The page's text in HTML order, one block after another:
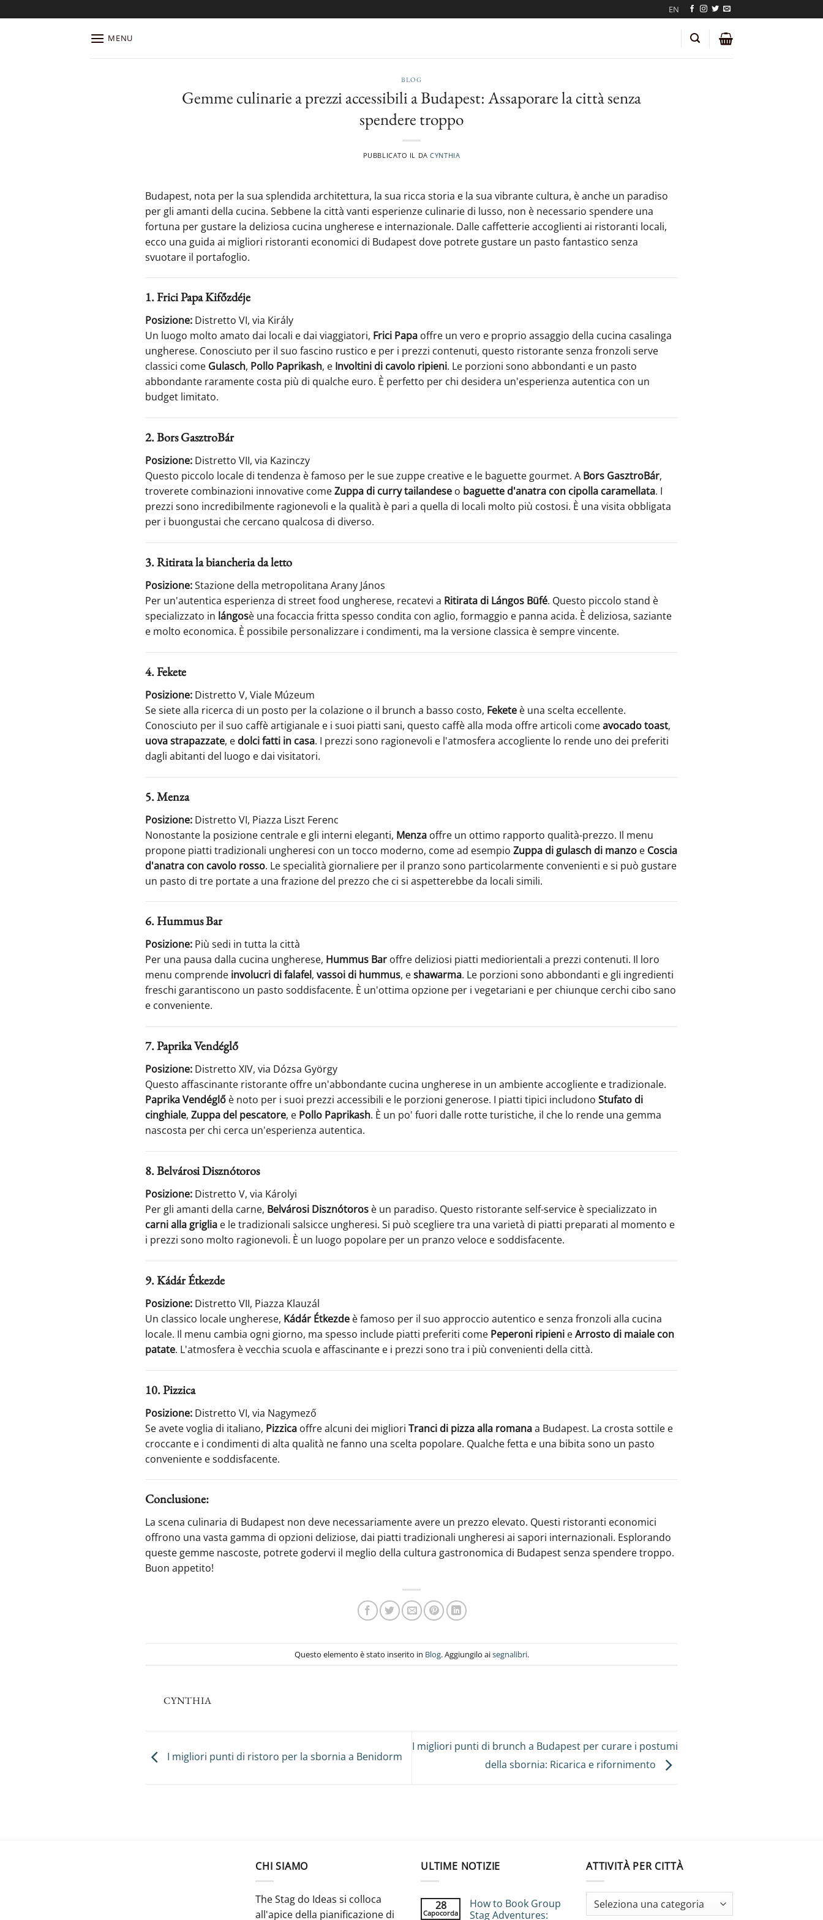
ai
EN
MENU
BLOG
Gemme culinarie a prezzi accessibili a Budapest: Assaporare la città senza
spendere troppo
PUBBLICATO IL DACYNTHIA
Budapest, nota per la sua splendida architettura, la sua ricca storia e la sua vibrante cultura, è anche un paradiso
per gli amanti della cucina. Sebbene la città vanti esperienze culinarie di lusso, non è necessario spendere una
fortuna per gustare la deliziosa cucina ungherese e internazionale. Dalle caffetterie accoglienti ai ristoranti locali,
ecco una guida ai migliori ristoranti economici di Budapest dove potrete gustare un pasto fantastico senza
svuotare il portafoglio.
1. Frici Papa Kifőzdéje
Posizione: Distretto VI, via Király
Un luogo molto amato dai locali e dai viaggiatori, Frici Papa offre un vero e proprio assaggio della cucina casalinga
ungherese. Conosciuto per il suo fascino rustico e per i prezzi contenuti, questo ristorante senza fronzoli serve
classici come Gulasch, Pollo Paprikash, e Involtini di cavolo ripieni. Le porzioni sono abbondanti e un pasto
abbondante raramente costa più di qualche euro. È perfetto per chi desidera un'esperienza autentica con un
budget limitato.
2. Bors GasztroBár
Posizione: Distretto VII, via Kazinczy
Questo piccolo locale di tendenza è famoso per le sue zuppe creative e le baguette gourmet. A Bors GasztroBár,
troverete combinazioni innovative comeZuppa di curry tailandese o baguette d'anatra con cipolla caramellata. I
prezzi sono incredibilmente ragionevoli e la qualità è pari a quella di locali molto più costosi. È una visita obbligata
per i buongustai che cercano qualcosa di diverso.
3. Ritirata la biancheria da letto
Posizione:Stazione della metropolitana Arany János
Per un'autentica esperienza di street food ungherese, recatevi a Ritirata di Lángos Büfé. Questo piccolo stand è
specializzato in lángosè una focaccia fritta spesso condita con aglio, formaggio e panna acida. È deliziosa, saziante
e molto economica. È possibile personalizzare i condimenti, ma la versione classica è sempre vincente.
4. Fekete
Posizione: Distretto V, Viale Múzeum
Se siete alla ricerca di un posto per la colazione o il brunch a basso costo, Fekete è una scelta eccellente.
Conosciuto per il suo caffè artigianale e i suoi piatti sani, questo caffè alla moda offre articoli comeavocado toast,
uova strapazzate, e dolci fatti in casa. I prezzi sono ragionevoli e l'atmosfera accogliente lo rende uno dei preferiti
dagli abitanti del luogo e dai visitatori.
5. Menza
Posizione: Distretto VI, Piazza Liszt Ferenc
Nonostante la posizione centrale e gli interni eleganti, Menza offre un ottimo rapporto qualità-prezzo. Il menu
propone piatti tradizionali ungheresi con un tocco moderno, come ad esempio Zuppa di gulasch di manzo e Coscia
d'anatra con cavolo rosso. Le specialità giornaliere per il pranzo sono particolarmente convenienti e si può gustare
un pasto di tre portate a una frazione del prezzo che ci si aspetterebbe da locali simili.
6. Hummus Bar
Posizione: Più sedi in tutta la città
Per una pausa dalla cucina ungherese, Hummus Bar offre deliziosi piatti mediorientali a prezzi contenuti. Il loro
menu comprende involucri di falafel, vassoi di hummus, eshawarma. Le porzioni sono abbondanti e gli ingredienti
freschi garantiscono un pasto soddisfacente. È un'ottima opzione per i vegetariani e per chiunque cerchi cibo sano
e conveniente.
7. Paprika Vendéglő
Posizione: Distretto XIV, via Dózsa György
Questo affascinante ristorante offre un'abbondante cucina ungherese in un ambiente accogliente e tradizionale.
Paprika Vendéglő è noto per i suoi prezzi accessibili e le porzioni generose. I piatti tipici includono Stufato di
cinghiale, Zuppa del pescatore, e Pollo Paprikash. È un po' fuori dalle rotte turistiche, il che lo rende una gemma
nascosta per chi cerca un'esperienza autentica.
8. Belvárosi Disznótoros
Posizione: Distretto V, via Károlyi
Per gli amanti della carne, Belvárosi Disznótoros è un paradiso. Questo ristorante self-service è specializzato in
carni alla griglia e le tradizionali salsicce ungheresi. Si può scegliere tra una varietà di piatti preparati al momento e
i prezzi sono molto ragionevoli. È un luogo popolare per un pranzo veloce e soddisfacente.
9. Kádár Étkezde
Posizione: Distretto VII, Piazza Klauzál
Un classico locale ungherese, Kádár Étkezde è famoso per il suo approccio autentico e senza fronzoli alla cucina
locale. Il menu cambia ogni giorno, ma spesso include piatti preferiti come Peperoni ripieni eArrosto di maiale con
patate. L'atmosfera è vecchia scuola e affascinante e i prezzi sono tra i più convenienti della città.
10. Pizzica
Posizione: Distretto VI, via Nagymező
Se avete voglia di italiano, Pizzica offre alcuni dei migliori Tranci di pizza alla romanaa Budapest. La crosta sottile e
croccante e i condimenti di alta qualità ne fanno una scelta popolare. Qualche fetta e una bibita sono un pasto
conveniente e soddisfacente.
Conclusione:
La scena culinaria di Budapest non deve necessariamente avere un prezzo elevato. Questi ristoranti economici
offrono una vasta gamma di opzioni deliziose, dai piatti tradizionali ungheresi ai sapori internazionali. Esplorando
queste gemme nascoste, potrete godervi il meglio della cultura gastronomica di Budapest senza spendere troppo.
Buon appetito!
Questo elemento è stato inserito in Blog. Aggiungilo aisegnalibri.
CYNTHIA
I migliori punti di ristoro per la sbornia a Benidorm
I migliori punti di brunch a Budapest per curare i postumi
della sbornia: Ricarica e rifornimento
CHI SIAMO
The Stag do Ideas si colloca
all'apice della pianificazione di
ULTIME NOTIZIE
28
Capocorda
How to Book Group
Stag Adventures:
ATTIVITÀ PER CITTÀ